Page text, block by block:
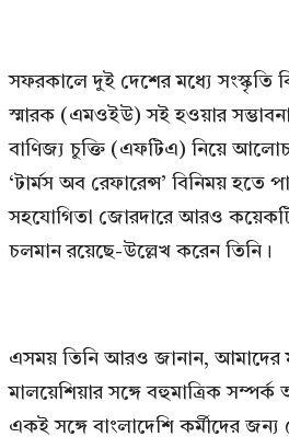
সফরকালে দুই দেশের মধ্যে সংস্কৃতি
স্মারক (এমওইউ) সই হওয়ার
বাণিজ্য চুক্তি (এফটিএ) নিয়ে
‘টার্মস অব রেফারেন্স’ বিনিময় হতে
সহযোগিতা জোরদারে আরও
চলমান রয়েছে-উল্লেখ করেন তিনি।
এসময় তিনি আরও জানান, আমাদের
মালয়েশিয়ার সঙ্গে বহুমাত্রিক
একই সঙ্গে বাংলাদেশি কর্মীদের